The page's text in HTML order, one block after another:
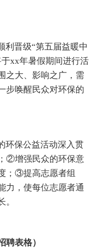
晋级“第五届益暖中
xx年暑假期间进行活
之大、影响之广，需
步唤醒民众对环保的
保公益活动深入贯
②增强民众的环保意
；③提高志愿者组
力，使每位志愿者通
。
聘表格）